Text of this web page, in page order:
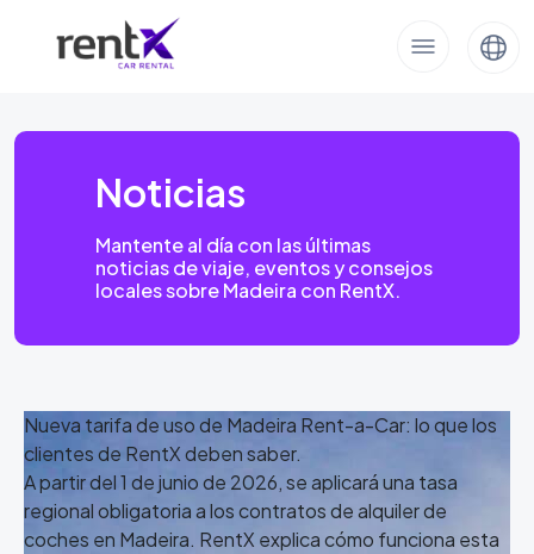
Noticias
Mantente al día con las últimas
noticias de viaje, eventos y consejos
locales sobre Madeira con RentX.
Nueva tarifa de uso de Madeira Rent-a-Car: lo que los
clientes de RentX deben saber.
A partir del 1 de junio de 2026, se aplicará una tasa
regional obligatoria a los contratos de alquiler de
coches en Madeira. RentX explica cómo funciona esta